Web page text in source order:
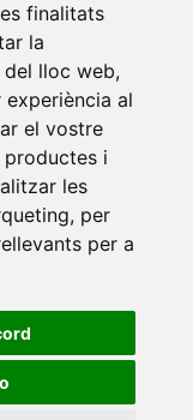
finalitats
la
lloc web,
al
el vostre
productes i
les
, per
per a